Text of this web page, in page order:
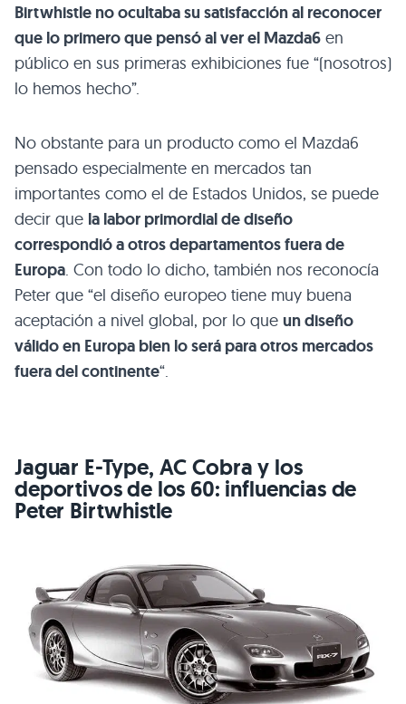
Birtwhistle no ocultaba su satisfacción al reconocer
que lo primero que pensó al ver el Mazda6 en
público en sus primeras exhibiciones fue “(nosotros)
lo hemos hecho”.
No obstante para un producto como el Mazda6
pensado especialmente en mercados tan
importantes como el de Estados Unidos, se puede
decir que la labor primordial de diseño
correspondió a otros departamentos fuera de
Europa. Con todo lo dicho, también nos reconocía
Peter que “el diseño europeo tiene muy buena
aceptación a nivel global, por lo que un diseño
válido en Europa bien lo será para otros mercados
fuera del continente“.
Jaguar E-Type, ACCobra y los
deportivos de los 60: influencias de
Peter Birtwhistle